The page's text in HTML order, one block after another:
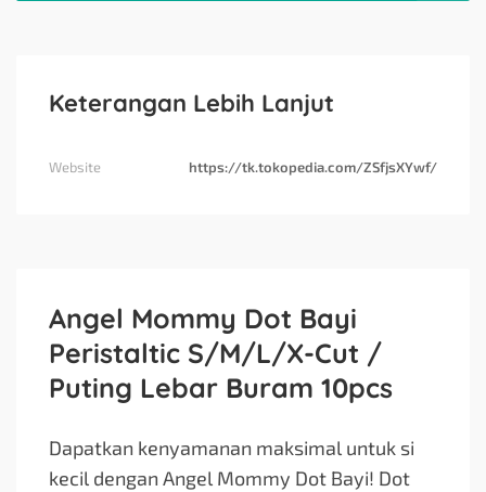
Keterangan Lebih Lanjut
Website https://tk.tokopedia.com/ZSfjsXYwf/
Angel Mommy Dot Bayi
Peristaltic S/M/L/X-Cut /
Puting Lebar Buram 10pcs
Dapatkan kenyamanan maksimal untuk si
kecil dengan Angel Mommy Dot Bayi! Dot